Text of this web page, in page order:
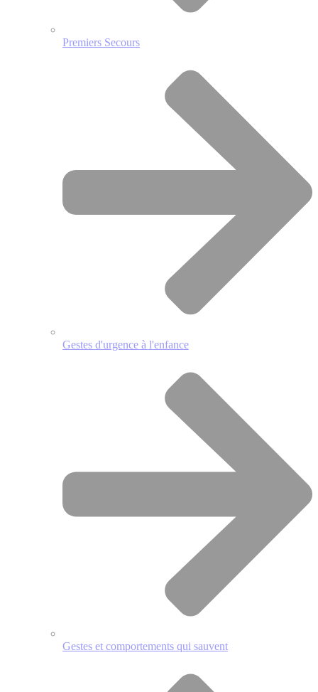
Premiers Secours
Gestes d'urgence à l'enfance
Gestes et comportements qui sauvent